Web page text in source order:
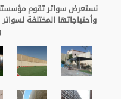
نستعرض سواتر تقوم
وأحتياجاتها المختلفة